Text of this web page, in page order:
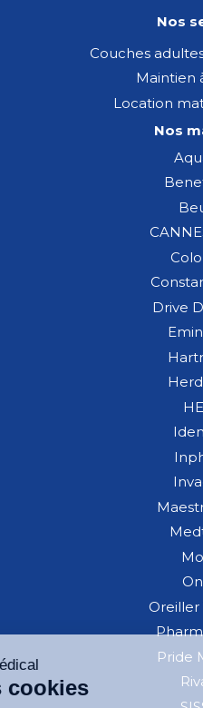
Nos
Couches
Maintien
Location
Nos
Drive
Pride